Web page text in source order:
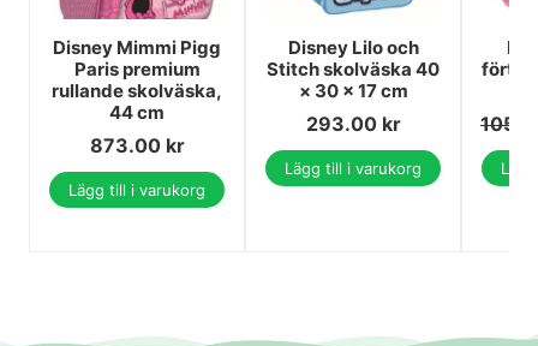
Disney Mimmi Pigg
Paris premium
rullande skolväska,
44 cm
873.00 kr
Lägg till i varukorg
Disney Lilo och
Stitch skolväska 40
× 30 × 17 cm
293.00 kr
Lägg till i varukorg